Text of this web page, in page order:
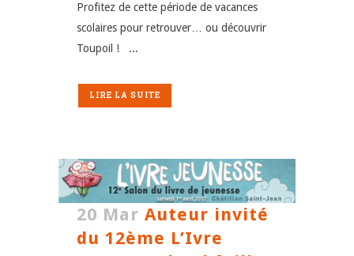
Profitez de cette période de vacances
scolaires pour retrouver… ou découvrir
Toupoil ! ...
LIRE LA SUITE
20 Mar Auteur invité
du 12ème L’Ivre